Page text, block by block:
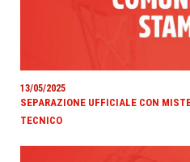
13/05/2025
SEPARAZIONE UFFICIALE CON
TECNICO